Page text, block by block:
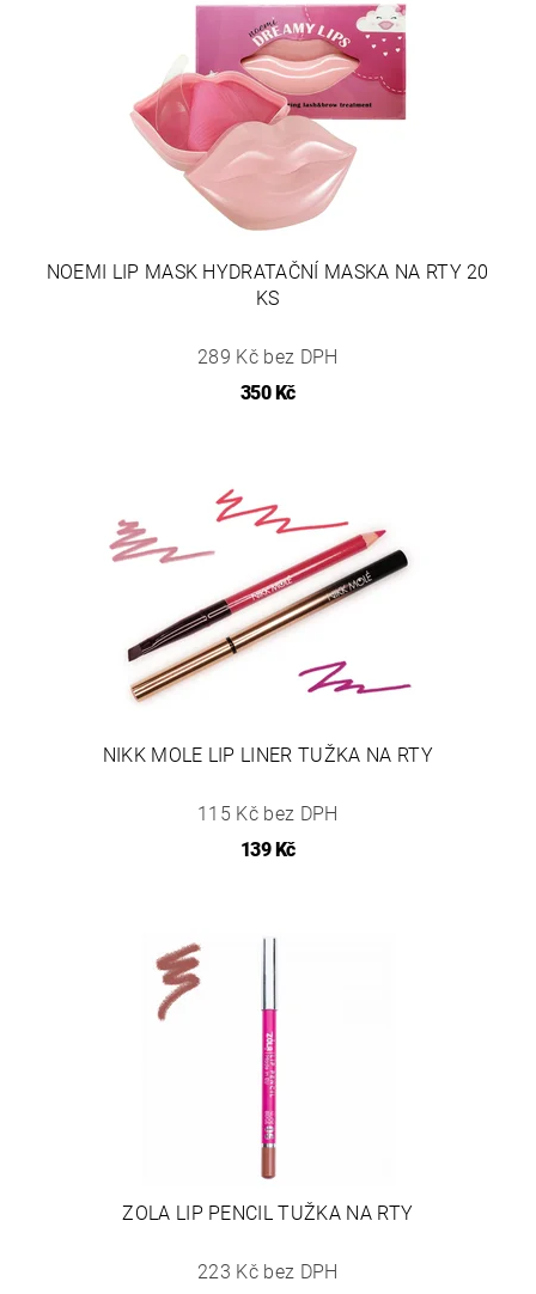
NOEMI LIP MASK HYDRATAČNÍ MASKA NA RTY 20
KS
289 Kč bez DPH
350 Kč
NIKK MOLE LIP LINER TUŽKA NA RTY
115 Kč bez DPH
139 Kč
ZOLA LIP PENCIL TUŽKA NA RTY
223 Kč bez DPH